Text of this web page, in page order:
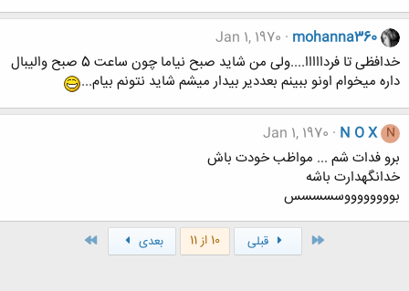
mohanna360
Jan 1, 1970
خدافظی تا فردااااا....ولی من شاید صبح نیاما چون ساعت 5 صبح والیبال
داره میخوام اونو ببینم بعددیر بیدار میشم شاید نتونم بیام...
N
N O X
Jan 1, 1970
برو فدات شم ... مواظب خودت باش
خدانگهدارت باشه
بووووووووسسسسس
اول قبلی 10 از 11 بعدی